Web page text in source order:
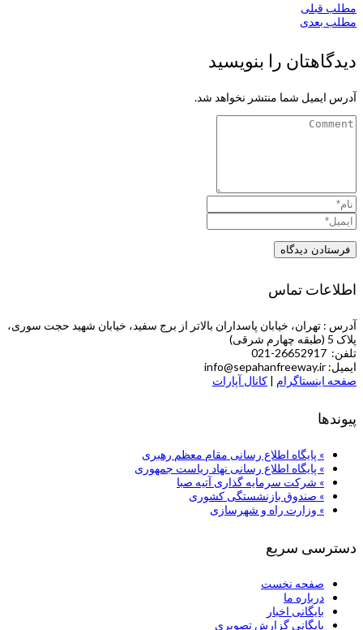
مطلب قبلی
مطلب بعدی
دیدگاهتان را بنویسید
آدرس ایمیل شما منتشر نخواهد شد.
اطلاعات تماس
آدرس : تهران، خیابان پاسداران بالاتر از برج سفید، خیابان شهید حجت سوری،
پلاک 5 (طبقه چهارم شرقی)
تلفن: 26652917-021
ایمیل: info@sepahanfreeway.ir
صفحه اینستاگرام | کانال آپارات
پیوندها
» پایگاه اطلاع رسانی مقام معظم رهبری
» پایگاه اطلاع رسانی نهاد ریاست جمهوری
» شركت سرمایه گذاری آتیه صبا
» صندوق بازنشستگی کشوری
» وزارت راه و شهرسازی
دسترسی سریع
صفحه نخست
درباره ما
بایگانی اخبار
بایگانی گزارش تصویری